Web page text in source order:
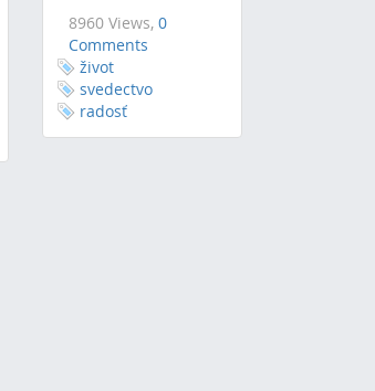
8960 Views, 0
Comments
život
svedectvo
radosť